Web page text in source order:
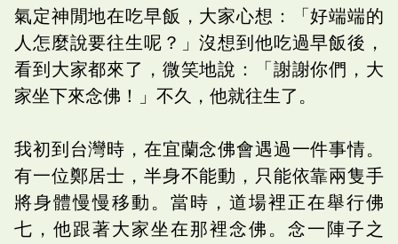
氣定神閒地在吃早飯，大家心想：「好端端的
人怎麼說要往生呢？」沒想到他吃過早飯後，
看到大家都來了，微笑地說：「謝謝你們，大
家坐下來念佛！」不久，他就往生了。
我初到台灣時，在宜蘭念佛會遇過一件事情。
有一位鄭居士，半身不能動，只能依靠兩隻手
將身體慢慢移動。當時，道場裡正在舉行佛
七，他跟著大家坐在那裡念佛。念一陣子之